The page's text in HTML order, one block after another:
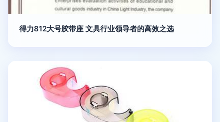
得力812大号胶带座 文具行业领导者的高效之选